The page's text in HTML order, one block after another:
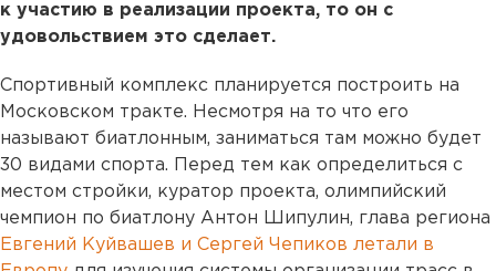
к участию в реализации проекта, то он с
удовольствием это сделает.
Спортивный комплекс планируется построить на
Московском тракте. Несмотря на то что его
называют биатлонным, заниматься там можно будет
30 видами спорта. Перед тем как определиться с
местом стройки, куратор проекта, олимпийский
чемпион по биатлону Антон Шипулин, глава региона
Евгений Куйвашев и Сергей Чепиков летали в